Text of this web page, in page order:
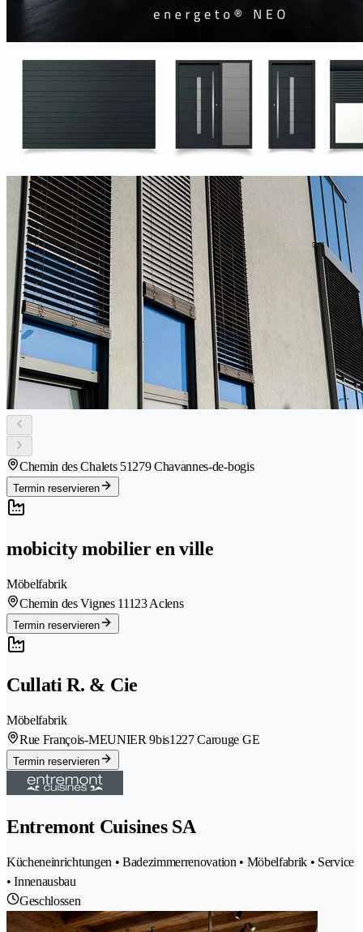
Chemin des Chalets 51279 Chavannes-de-bogis
Termin reservieren
mobicity mobilier en ville
Möbelfabrik
Chemin des Vignes 11123 Aclens
Termin reservieren
Cullati R. & Cie
Möbelfabrik
Rue François-MEUNIER 9bis1227 Carouge GE
Termin reservieren
Entremont Cuisines SA
Kücheneinrichtungen • Badezimmerrenovation • Möbelfabrik • Service
• Innenausbau
Geschlossen